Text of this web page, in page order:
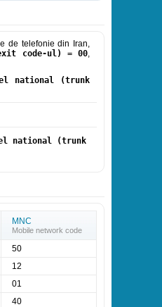
de telefonie din Iran,
code-ul) = 00,
national (trunk
national (trunk
MNC
Mobile network code
50
12
01
40